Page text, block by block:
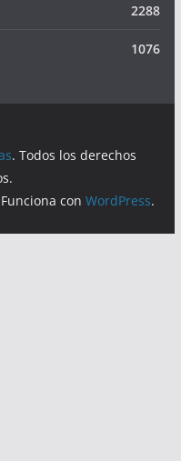
2288
1076
. Todos los derechos
conWordPress.